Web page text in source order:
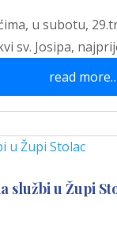
u subotu,
sv. Josipa,
read
službi u Župi